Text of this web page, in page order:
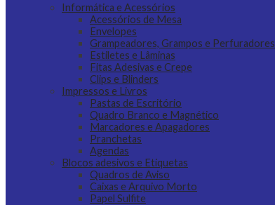
Informática e Acessórios
Acessórios de Mesa
Envelopes
Grampeadores, Grampos e Perfuradores
Estiletes e Lâminas
Fitas Adesivas e Crepe
Clips e Blinders
Impressos e Livros
Pastas de Escritório
Quadro Branco e Magnético
Marcadores e Apagadores
Pranchetas
Agendas
Blocos adesivos e Etiquetas
Quadros de Aviso
Caixas e Arquivo Morto
Papel Sulfite